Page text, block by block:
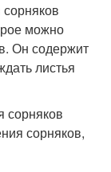
можно
Он содержит
листья
сорняков
сорняков,